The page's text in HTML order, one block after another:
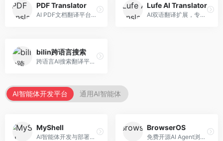
PDF Translator
AI PDF文档翻译平台，专注于文档本地化。面向商务人士，提供PDF翻译、格式保留、批量处理等服务，文档翻译专业。
Lufe AI Translator
AI双语翻译扩展，专注于浏览器翻译场景。面向外语内容阅读者，提供网页双语翻译、划词翻译等服务，浏览器集成便捷。
bilin跨语言搜索
跨语言AI搜索翻译平台，专注于信息获取。面向研究者和内容创作者，提供跨语言搜索、内容翻译、信息整合等服务，跨语言检索能力强。
AI智能体开发平台 通用AI智能体
MyShell
AI智能体开发与部署平台，专注于语音交互智能体。面向开发者，提供语音智能体创建、部署服务、社区分享等功能，语音交互能力强。
BrowserOS
免费开源AI Agent浏览器，专注于浏览器自动化。面向开发者，提供浏览器控制、任务自动化、API接口等服务，开源免费。